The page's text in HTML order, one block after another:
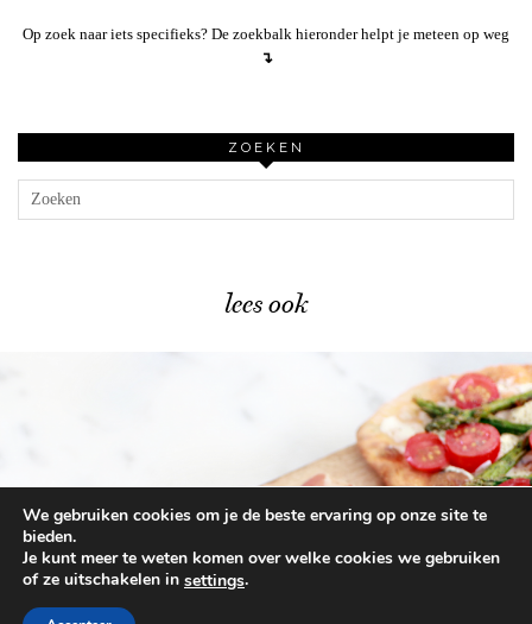
Op zoek naar iets specifieks? De zoekbalk hieronder helpt je meteen op weg
↴
ZOEKEN
lees ook
Lente flatbreads recept – snel & …
We gebruiken cookies om je de beste ervaring op onze site te
bieden.
Je kunt meer te weten komen over welke cookies we gebruiken
of ze uitschakelen in settings.